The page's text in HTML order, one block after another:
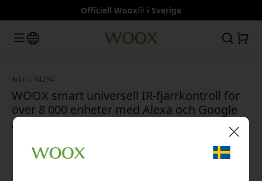
Officiell Woox® i Sverige
Art.nr.: R4294
WOOX smart universell IR-fjärrkontroll för
över 8 000 enheter med Alexa och Google
Assistant via app - Svart
🎉 Din rabattkod: